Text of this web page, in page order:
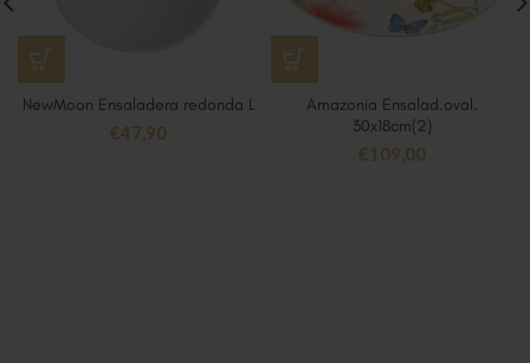
NewMoon Ensaladera redonda L
€47,90
Amazonia Ensalad.oval.
30x18cm(2)
€109,00